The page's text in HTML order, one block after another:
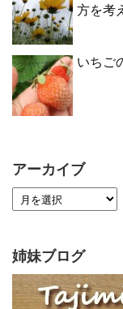
方を考
いちご
アーカイブ
姉妹ブログ